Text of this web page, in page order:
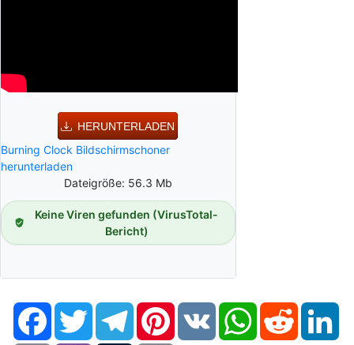
HERUNTERLADEN
Burning Clock Bildschirmschoner
herunterladen
Dateigröße: 56.3 Mb
Keine Viren gefunden (VirusTotal-
Bericht)
FacebookTwitter TelegramPinterestVK WhatsAppReddit